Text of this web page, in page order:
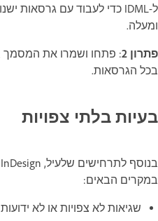
ומעלה.
פתרון 2
בכל הגרסאות.
בעיות בלתי צפויות
במקרים הבאים:
שגיאות לא צפויות או לא ידועות